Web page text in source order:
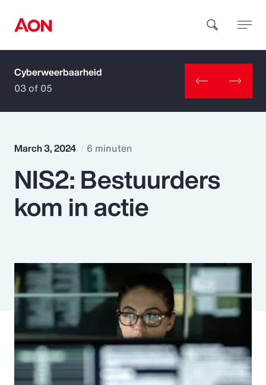
How can we help you?
Popular Searches
Insurance
Pay Transparency
Parametrics
Risk Management
Cyberweerbaarheid
03 of 05
March 3, 2024 6 minuten
NIS2: Bestuurders
kom in actie